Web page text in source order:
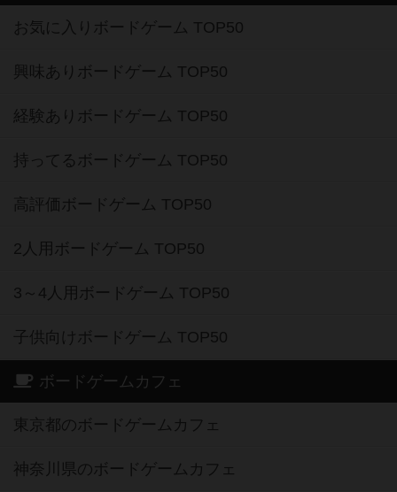
お気に入りボードゲーム TOP50
興味ありボードゲーム TOP50
経験ありボードゲーム TOP50
持ってるボードゲーム TOP50
高評価ボードゲーム TOP50
2人用ボードゲーム TOP50
3～4人用ボードゲーム TOP50
子供向けボードゲーム TOP50
ボードゲームカフェ
東京都のボードゲームカフェ
神奈川県のボードゲームカフェ